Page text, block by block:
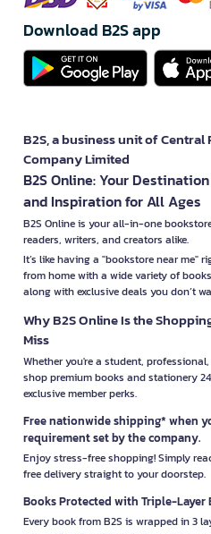
Download B2S app
B2S, a business unit of
Company Limited
B2S Online: Your
and Inspiration for All Ages
B2S Online is your all-in-one
readers, writers, and creators alike.
It’s like having a "bookstore near me"
from home with a wide variety of
along with exclusive deals you don’t
Why B2S Online Is the
Miss
Whether you're a student,
shop premium books and stationery
exclusive member perks.
Free nationwide shipping* when
requirement set by the company.
Enjoy stress-free shopping! Simply
free delivery straight to your doorstep.
Books Protected with Triple-Layer
Every book from B2S is wrapped in 3